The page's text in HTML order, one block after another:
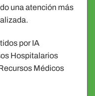
una atención más
por IA
Hospitalarios
Médicos